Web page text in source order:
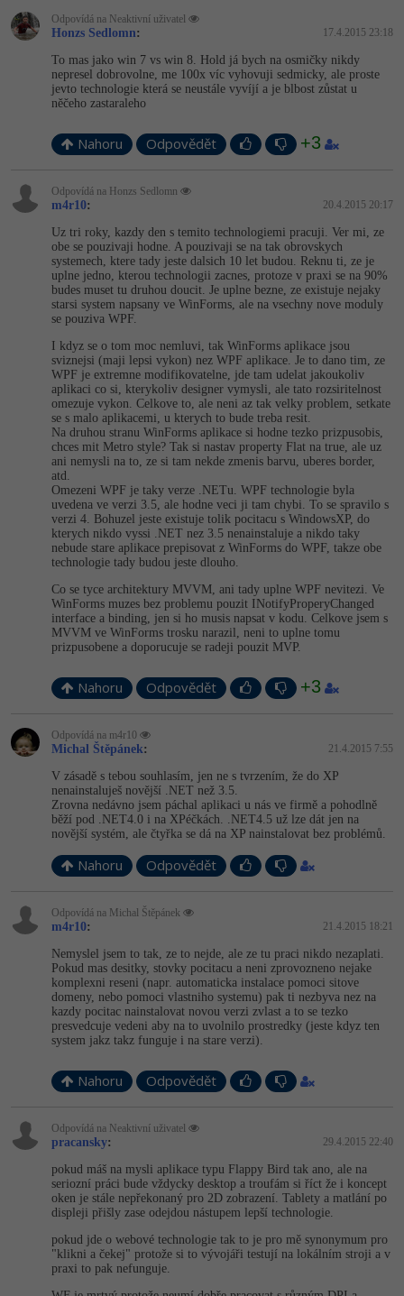
Odpovídá na Neaktivní uživatel
Honzs Sedlomn: 17.4.2015 23:18
To mas jako win 7 vs win 8. Hold já bych na osmičky nikdy
nepresel dobrovolne, me 100x víc vyhovuji sedmicky, ale proste
jevto technologie která se neustále vyvíjí a je blbost zůstat u
něčeho zastaraleho
Nahoru Odpovědět +3
Odpovídá na Honzs Sedlomn
m4r10: 20.4.2015 20:17
Uz tri roky, kazdy den s temito technologiemi pracuji. Ver mi, ze
obe se pouzivaji hodne. A pouzivaji se na tak obrovskych
systemech, ktere tady jeste dalsich 10 let budou. Reknu ti, ze je
uplne jedno, kterou technologii zacnes, protoze v praxi se na 90%
budes muset tu druhou doucit. Je uplne bezne, ze existuje nejaky
starsi system napsany ve WinForms, ale na vsechny nove moduly
se pouziva WPF.
I kdyz se o tom moc nemluvi, tak WinForms aplikace jsou
sviznejsi (maji lepsi vykon) nez WPF aplikace. Je to dano tim, ze
WPF je extremne modifikovatelne, jde tam udelat jakoukoliv
aplikaci co si, kterykoliv designer vymysli, ale tato rozsiritelnost
omezuje vykon. Celkove to, ale neni az tak velky problem, setkate
se s malo aplikacemi, u kterych to bude treba resit.
Na druhou stranu WinForms aplikace si hodne tezko prizpusobis,
chces mit Metro style? Tak si nastav property Flat na true, ale uz
ani nemysli na to, ze si tam nekde zmenis barvu, uberes border,
atd.
Omezeni WPF je taky verze .NETu. WPF technologie byla
uvedena ve verzi 3.5, ale hodne veci ji tam chybi. To se spravilo s
verzi 4. Bohuzel jeste existuje tolik pocitacu s WindowsXP, do
kterych nikdo vyssi .NET nez 3.5 nenainstaluje a nikdo taky
nebude stare aplikace prepisovat z WinForms do WPF, takze obe
technologie tady budou jeste dlouho.
Co se tyce architektury MVVM, ani tady uplne WPF nevitezi. Ve
WinForms muzes bez problemu pouzit INotifyProperyChan­ged
interface a binding, jen si ho musis napsat v kodu. Celkove jsem s
MVVM ve WinForms trosku narazil, neni to uplne tomu
prizpusobene a doporucuje se radeji pouzit MVP.
Nahoru Odpovědět +3
Odpovídá na m4r10
Michal Štěpánek: 21.4.2015 7:55
V zásadě s tebou souhlasím, jen ne s tvrzením, že do XP
nenainstaluješ novější .NET než 3.5.
Zrovna nedávno jsem páchal aplikaci u nás ve firmě a pohodlně
běží pod .NET4.0 i na XPéčkách. .NET4.5 už lze dát jen na
novější systém, ale čtyřka se dá na XP nainstalovat bez problémů.
Nahoru Odpovědět
Odpovídá na Michal Štěpánek
m4r10: 21.4.2015 18:21
Nemyslel jsem to tak, ze to nejde, ale ze tu praci nikdo nezaplati.
Pokud mas desitky, stovky pocitacu a neni zprovozneno nejake
komplexni reseni (napr. automaticka instalace pomoci sitove
domeny, nebo pomoci vlastniho systemu) pak ti nezbyva nez na
kazdy pocitac nainstalovat novou verzi zvlast a to se tezko
presvedcuje vedeni aby na to uvolnilo prostredky (jeste kdyz ten
system jakz takz funguje i na stare verzi).
Nahoru Odpovědět
Odpovídá na Neaktivní uživatel
pracansky: 29.4.2015 22:40
pokud máš na mysli aplikace typu Flappy Bird tak ano, ale na
seriozní práci bude vždycky desktop a troufám si říct že i koncept
oken je stále nepřekonaný pro 2D zobrazení. Tablety a matlání po
displeji přišly zase odejdou nástupem lepší technologie.
pokud jde o webové technologie tak to je pro mě synonymum pro
"klikni a čekej" protože si to vývojáři testují na lokálním stroji a v
praxi to pak nefunguje.